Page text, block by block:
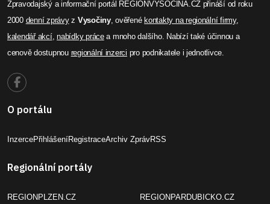
Zpravodajský a informační portál REGIONVYSOCINA.CZ přináší od roku
2000 denní zprávyz Vysočiny, ověřené kontakty na regionální firmy,
kalendář akcí,nabídky prácea mnoho dalšího. Nabízí také účinnou a
cenově dostupnou regionální inzerci pro podnikatele i jednotlivce.
O portálu
InzercePřihlášeníRegistraceArchiv ZprávRSS
Regionální portály
REGIONPLZEN.CZ REGIONPARDUBICKO.CZ